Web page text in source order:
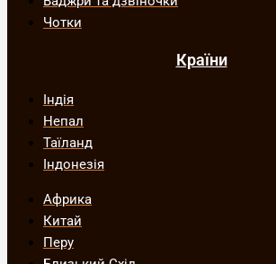
Чотки
Країни
Індія
Непал
Таїланд
Індонезія
Африка
Китай
Перу